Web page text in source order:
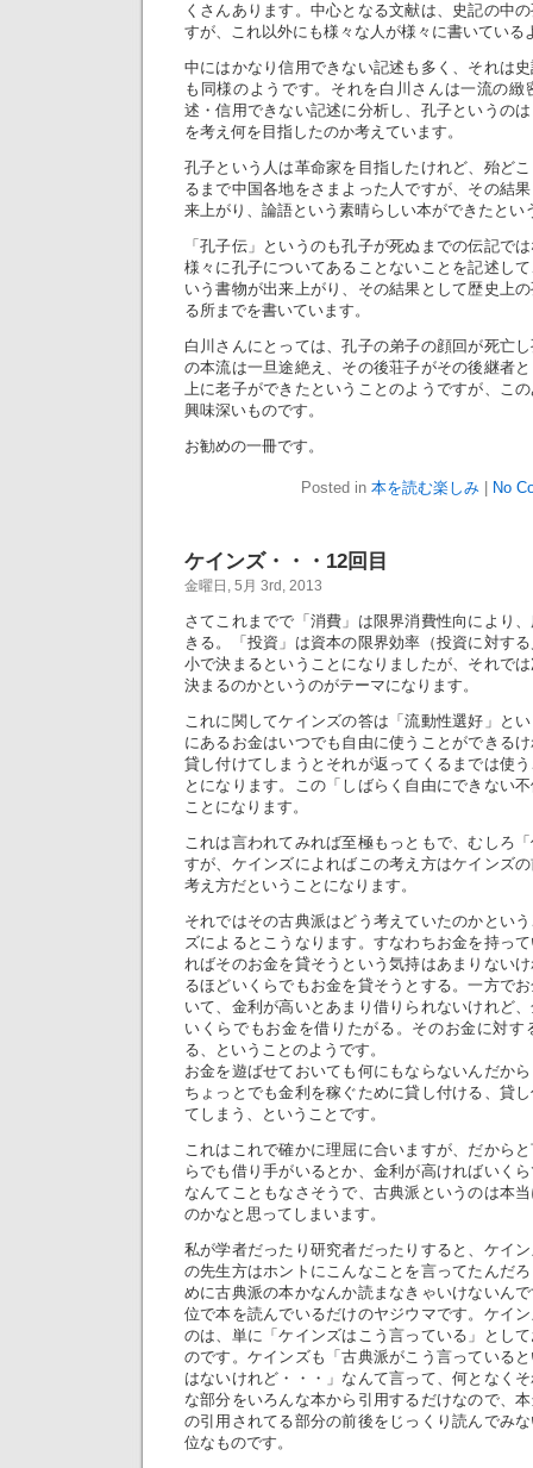
くさんあります。中心となる文献は、史記の中
すが、これ以外にも様々な人が様々に書いている
中にはかなり信用できない記述も多く、それは
も同様のようです。それを白川さんは一流の
述・信用できない記述に分析し、孔子というの
を考え何を目指したのか考えています。
孔子という人は革命家を目指したけれど、殆ど
るまで中国各地をさまよった人ですが、その結
来上がり、論語という素晴らしい本ができたとい
「孔子伝」というのも孔子が死ぬまでの伝記で
様々に孔子についてあることないことを記述し
いう書物が出来上がり、その結果として歴史上
る所までを書いています。
白川さんにとっては、孔子の弟子の顔回が死亡
の本流は一旦途絶え、その後荘子がその後継者
上に老子ができたということのようですが、こ
興味深いものです。
お勧めの一冊です。
Posted in 本を読む楽しみ| No
ケインズ・・・12回目
金曜日, 5月 3rd, 2013
さてこれまでで「消費」は限界消費性向により
きる。「投資」は資本の限界効率（投資に対す
小で決まるということになりましたが、それで
決まるのかというのがテーマになります。
これに関してケインズの答は「流動性選好」と
にあるお金はいつでも自由に使うことができる
貸し付けてしまうとそれが返ってくるまでは使
とになります。この「しばらく自由にできない
ことになります。
これは言われてみれば至極もっともで、むしろ
すが、ケインズによればこの考え方はケインズ
考え方だということになります。
それではその古典派はどう考えていたのかとい
ズによるとこうなります。すなわちお金を持っ
ればそのお金を貸そうという気持はあまりない
るほどいくらでもお金を貸そうとする。一方で
いて、金利が高いとあまり借りられないけれど
いくらでもお金を借りたがる。そのお金に対す
る、ということのようです。
お金を遊ばせておいても何にもならないんだか
ちょっとでも金利を稼ぐために貸し付ける、貸
てしまう、ということです。
これはこれで確かに理屈に合いますが、だから
らでも借り手がいるとか、金利が高ければいく
なんてこともなさそうで、古典派というのは本
のかなと思ってしまいます。
私が学者だったり研究者だったりすると、ケイ
の先生方はホントにこんなことを言ってたんだ
めに古典派の本かなんか読まなきゃいけないん
位で本を読んでいるだけのヤジウマです。ケイ
のは、単に「ケインズはこう言っている」とし
のです。ケインズも「古典派がこう言っている
はないけれど・・・」なんて言って、何となく
な部分をいろんな本から引用するだけなので、
の引用されてる部分の前後をじっくり読んでみ
位なものです。